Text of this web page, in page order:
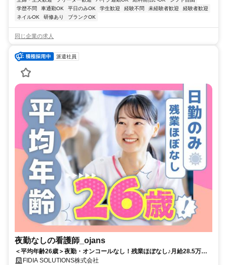
学歴不問
車通勤OK 平日のみOK 学生歓迎 経験不問 未経験者歓迎
経験者歓迎
ネイルOK
研修あり ブランクOK
同じ企業の求人
派遣社員
夜勤なしの看護師_ojans
＜平均年齢26歳＞夜勤・オンコールなし！残業ほぼなし♪月給28.5万円
～・昇給年2回・賞与年2回★初年度は賞与年3回★20代・30代の若手メ
FIDIA SOLUTIONS株式会社